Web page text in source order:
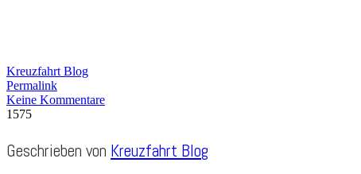
Kreuzfahrt Blog
Permalink
Keine Kommentare
1575
Geschrieben von Kreuzfahrt Blog